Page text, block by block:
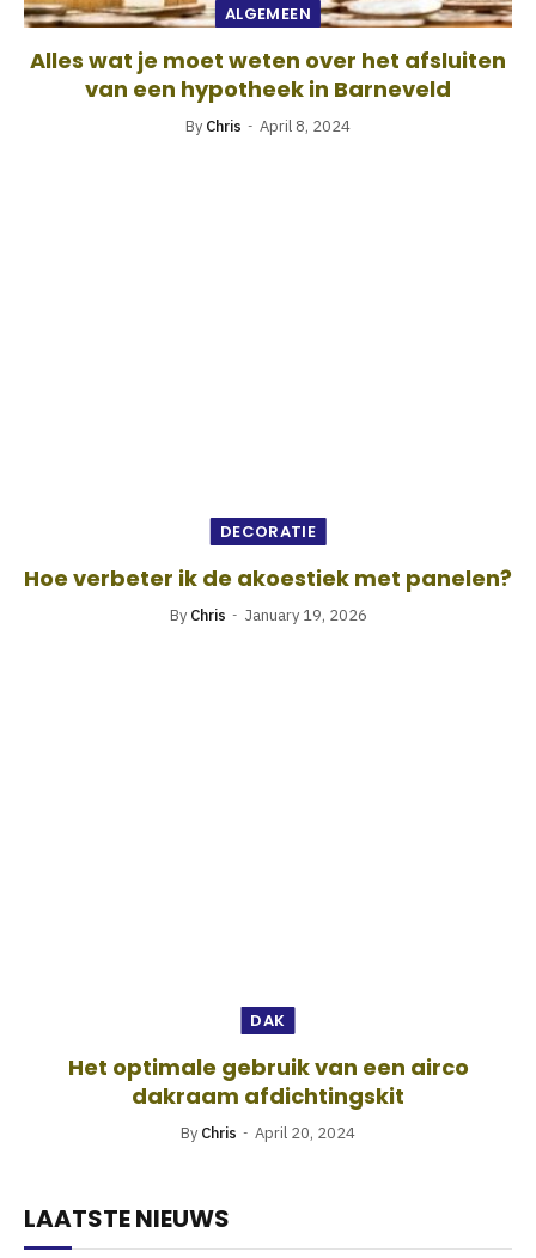
ALGEMEEN
Alles wat je moet weten over het afsluiten
van een hypotheek in Barneveld
By Chris April 8, 2024
DECORATIE
Hoe verbeter ik de akoestiek met panelen?
By Chris January 19, 2026
DAK
Het optimale gebruik van een airco
dakraam afdichtingskit
By Chris April 20, 2024
LAATSTE NIEUWS